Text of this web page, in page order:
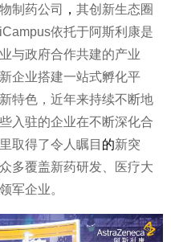
制药公司 ， 其创新生态圈
依托于阿斯利康是
与政府合作共建的产业
企业搭建一站式孵化平
特色，近年来持续不断地
入驻的企业在不断深化合
取得了令人瞩目 的新突
多覆盖新药研发、医疗大
军企业。